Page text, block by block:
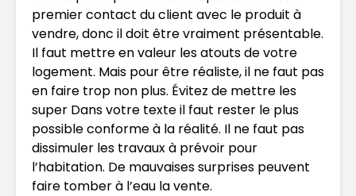
premier contact du client avec le produit à
vendre, donc il doit être vraiment présentable.
Il faut mettre en valeur les atouts de votre
logement. Mais pour être réaliste, il ne faut pas
en faire trop non plus. Évitez de mettre les
super Dans votre texte il faut rester le plus
possible conforme à la réalité. Il ne faut pas
dissimuler les travaux à prévoir pour
l’habitation. De mauvaises surprises peuvent
faire tomber à l’eau la vente.